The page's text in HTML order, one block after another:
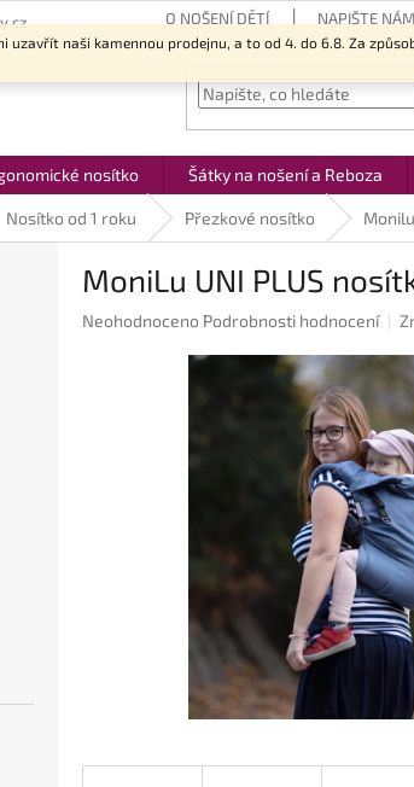
uzavřít naši kamennou prodejnu, a to od 4. do 6.8. Za
O NOŠENÍ DĚTÍ NAPIŠTE NÁM
nosítko Šátky na nošení a Reboza
Nosítko od 1 roku Přezkové nosítko
MoniLu UNI PLUS
Průměrné
Neohodnoceno Podrobnosti hodnocení